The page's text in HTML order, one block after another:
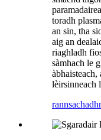
toradh
an sin, tha
aig an
riaghladh
sàmhach le
àbhaisteach,
lèirsinneach
rannsachadh